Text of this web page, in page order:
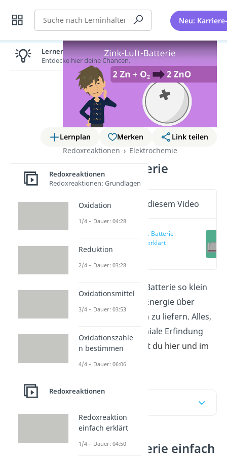
Suche Neu:
Lernplan Merken
Link teilen
Redoxreaktionen
Elektrochemie
Zink-Luft-Batterie
Wichtige Inhalte in diesem Video
Zink-Luft-Batterie
einfach erklärt
Obwohl die Zink-Luft-Batterie so klein
ist, schafft sie es, viel Energie über
einen langen Zeitraum zu liefern. Alles,
was du über diese geniale Erfindung
wissen musst, erfährstdu hier und im
Video
Zink-Luft-Batterie einfach
Lernen lohnt sich!
Entdecke hier deine Chancen.
Redoxreaktionen
Redoxreaktionen: Grundlagen
Oxidation
1/4 – Dauer: 04:28
Reduktion
2/4 – Dauer: 03:28
Oxidationsmittel
3/4 – Dauer: 03:53
Oxidationszahle
n bestimmen
4/4 – Dauer: 06:06
Redoxreaktionen
Redoxreaktion
einfach erklärt
1/4 – Dauer: 04:50